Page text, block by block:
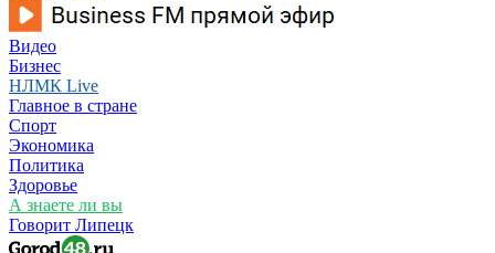
Видео
Бизнес
НЛМК Live
Главное в стране
Спорт
Экономика
Политика
Здоровье
А знаете ли вы
Говорит Липецк